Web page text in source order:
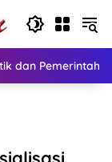
dan